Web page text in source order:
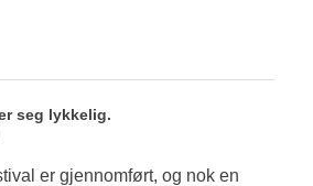
seg lykkelig.
er gjennomført, og nok en